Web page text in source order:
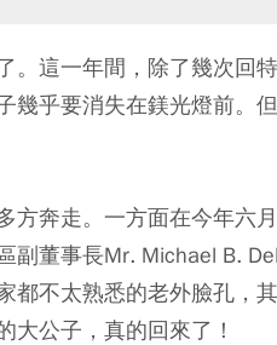
。這一年間，除了幾次回
幾乎要消失在鎂光燈前。
方奔走。一方面在今年六
副董事長Mr. Michael B.
都不太熟悉的老外臉孔，
大公子，真的回來了！